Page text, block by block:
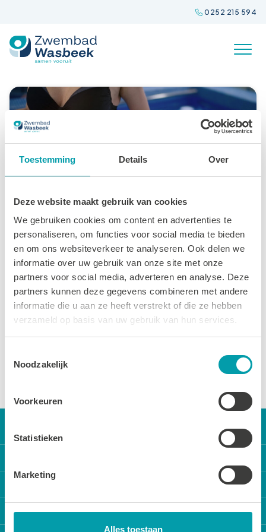
Toestemming Details Over
Deze website maakt gebruik van cookies
We gebruiken cookies om content en advertenties te
personaliseren, om functies voor social media te bieden
en om ons websiteverkeer te analyseren. Ook delen we
informatie over uw gebruik van onze site met onze
partners voor social media, adverteren en analyse. Deze
partners kunnen deze gegevens combineren met andere
informatie die u aan ze heeft verstrekt of die ze hebben
verzameld op basis van uw gebruik van hun services.
Noodzakelijk
Voorkeuren
Statistieken
Marketing
Alles toestaan
inhoud
0252 215 594
Zwangerschapszwemmen
22 MEI 2025
Zwemmen voor aanstaande moeders is
ontspannend, verzachtend en goed voor je
conditie.
LEES MEER
Onze activiteiten
Locatie reserveren
Sportbedrijf Teylingen